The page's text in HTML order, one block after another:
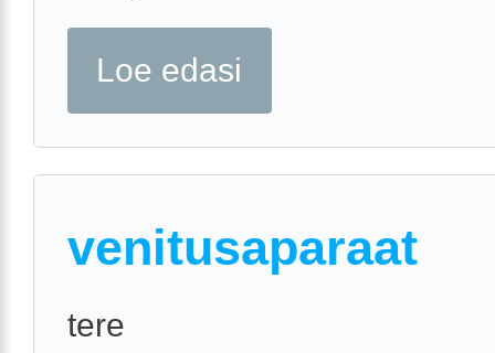
Loe edasi
venitusaparaat
tere